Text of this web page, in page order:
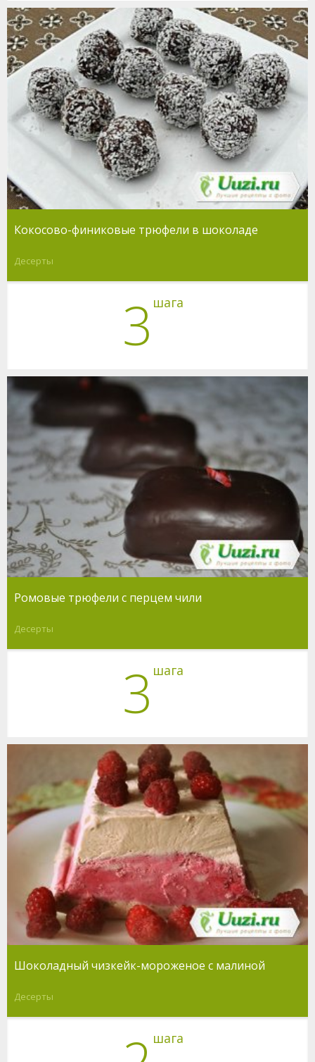
Кокосово-финиковые трюфели в шоколаде
Десерты
3 шага
Ромовые трюфели с перцем чили
Десерты
3 шага
Шоколадный чизкейк-мороженое с малиной
Десерты
шага